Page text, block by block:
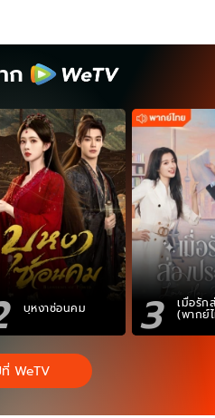
ก
บุหงาซ่อนคม 3 เมื่อรัก
(พากย์
ที่ WeTV